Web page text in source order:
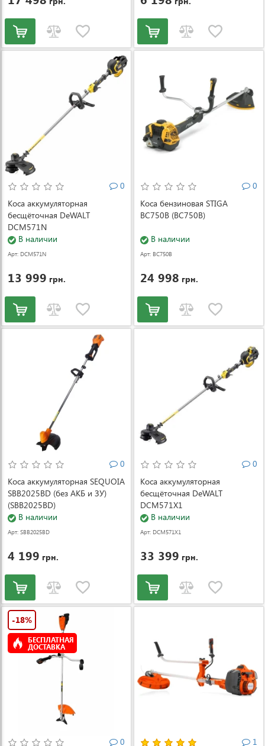
0
Коса аккумуляторная
бесщёточная DeWALT
DCM571N
В наличии
Арт: DCM571N
13 999 грн.
0
Коса бензиновая STIGA
BC750B (BC750B)
В наличии
Арт: BC750B
24 998 грн.
0
Коса аккумуляторная SEQUOIA
SBB2025BD (без АКБ и ЗУ)
(SBB2025BD)
В наличии
Арт: SBB2025BD
4 199 грн.
0
Коса аккумуляторная
бесщёточная DeWALT
DCM571X1
В наличии
Арт: DCM571X1
33 399 грн.
-18%
БЕСПЛАТНАЯ
ДОСТАВКА
0 1